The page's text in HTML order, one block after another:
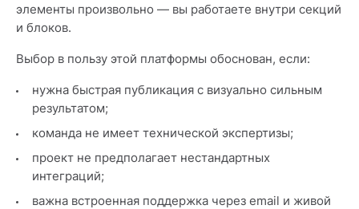
элементы произвольно — вы работаете внутри секций
и блоков.
Выбор в пользу этой платформы обоснован, если:
нужна быстрая публикация с визуально сильным
результатом;
команда не имеет технической экспертизы;
проект не предполагает нестандартных
интеграций;
важна встроенная поддержка через email и живой